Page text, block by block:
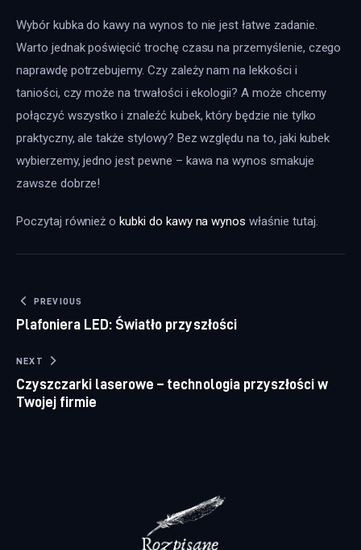
Wybór kubka do kawy na wynos to nie jest łatwe zadanie.
Warto jednak poświęcić trochę czasu na przemyślenie, czego
naprawdę potrzebujemy. Czy zależy nam na lekkości i
taniości, czy może na trwałości i ekologii? A może chcemy
połączyć wszystko i znaleźć kubek, który będzie nie tylko
praktyczny, ale także stylowy? Bez względu na to, jaki kubek
wybierzemy, jedno jest pewne – kawa na wynos smakuje
zawsze dobrze!
Poczytaj również o kubki do kawy na wynos właśnie tutaj.
Nawigacja wpisu
PREVIOUS
Plafoniera LED: Światło przyszłości
NEXT
Czyszczarki laserowe – technologia przyszłości w
Twojej firmie